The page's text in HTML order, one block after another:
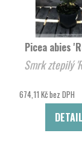
Picea abies
674,11 Kč bez DPH
DETAIL